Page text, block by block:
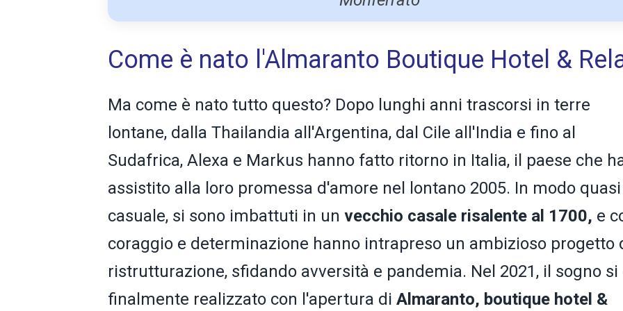
Come è nato l'Almaranto Boutique Hotel &
Ma come è nato tutto questo? Dopo lunghi anni trascorsi in terre
lontane, dalla Thailandia all'Argentina, dal Cile all'India e fino al
Sudafrica, Alexa e Markus hanno fatto ritorno in Italia, il paese che
assistito alla loro promessa d'amore nel lontano 2005. In modo quasi
casuale, si sono imbattuti in un vecchio casale risalente al 1700, e
coraggio e determinazione hanno intrapreso un ambizioso progetto
ristrutturazione, sfidando avversità e pandemia. Nel 2021, il sogno si
finalmente realizzato con l'apertura di Almaranto, boutique hotel &